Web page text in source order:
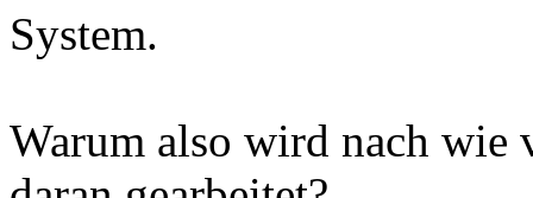
System.
Warum also wird nach